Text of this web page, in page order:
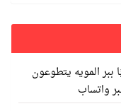
ببر المويه يتطوعون
واتساب